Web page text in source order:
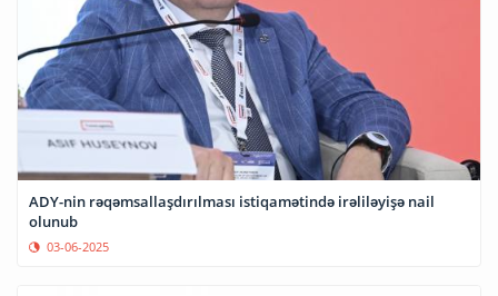
ADY-nin rəqəmsallaşdırılması istiqamətində irəliləyişə nail
olunub
03-06-2025